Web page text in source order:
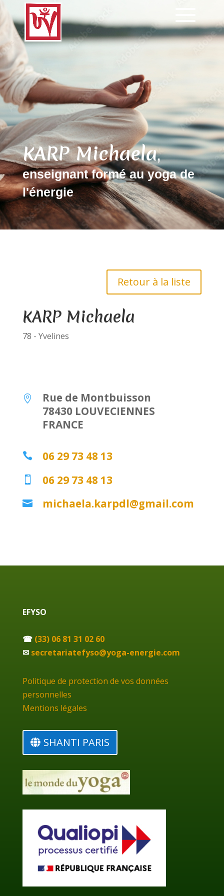
KARP Michaela,
enseignant formé au yoga de
l'énergie
Retour à la liste
KARP Michaela
78 - Yvelines

Rue de Montbuisson
78430 LOUVECIENNES
FRANCE
 06 29 73 48 13
 06 29 73 48 13
 michaela.karpdl@gmail.com
EFYSO
☎ (33) 06 81 31 02 60
✉ secretariatefyso@yoga-energie.com
Politique de protection de vos données
personnelles
Mentions légales
SHANTI PARIS